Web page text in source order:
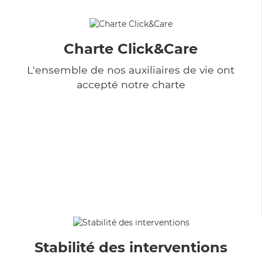
Charte Click&Care
L'ensemble de nos auxiliaires de vie ont
accepté notre charte
Stabilité des interventions